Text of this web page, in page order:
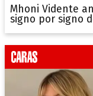
Mhoni Vidente
signo por signo